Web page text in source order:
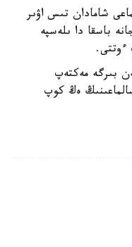
شامادان تىس اۋىر
باسقا دا ىلەسپە
ءوتتى.
بىرگە مەكتەپ
ەڭ كوپ